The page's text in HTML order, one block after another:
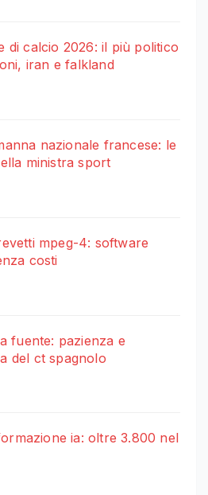
di calcio 2026: il più politico
iran e falkland
nazionale francese: le
ministra sport
mpeg-4: software
costi
fuente: pazienza e
del ct spagnolo
ia: oltre 3.800 nel